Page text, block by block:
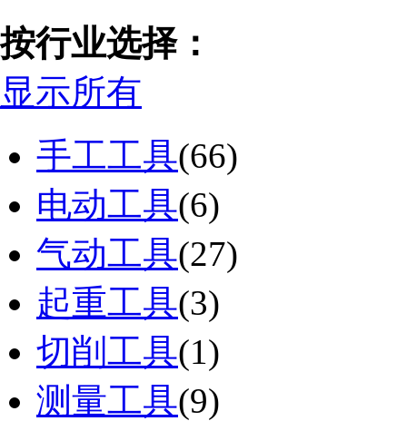
按行业选择：
显示所有
手工工具(66)
电动工具(6)
气动工具(27)
起重工具(3)
切削工具(1)
测量工具(9)